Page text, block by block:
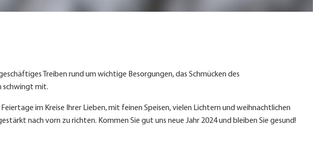
Treiben rund um wichtige Besorgungen, das Schmücken des
schwingt mit.
im Kreise Ihrer Lieben, mit feinen Speisen, vielen Lichtern und weihnachtlichen
nach vorn zu richten. Kommen Sie gut uns neue Jahr 2024 und bleiben Sie gesund!